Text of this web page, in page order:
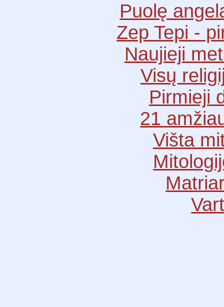
Puolę
Zep Tepi -
Naujieji
Visų
Pirmieji
21
Višta